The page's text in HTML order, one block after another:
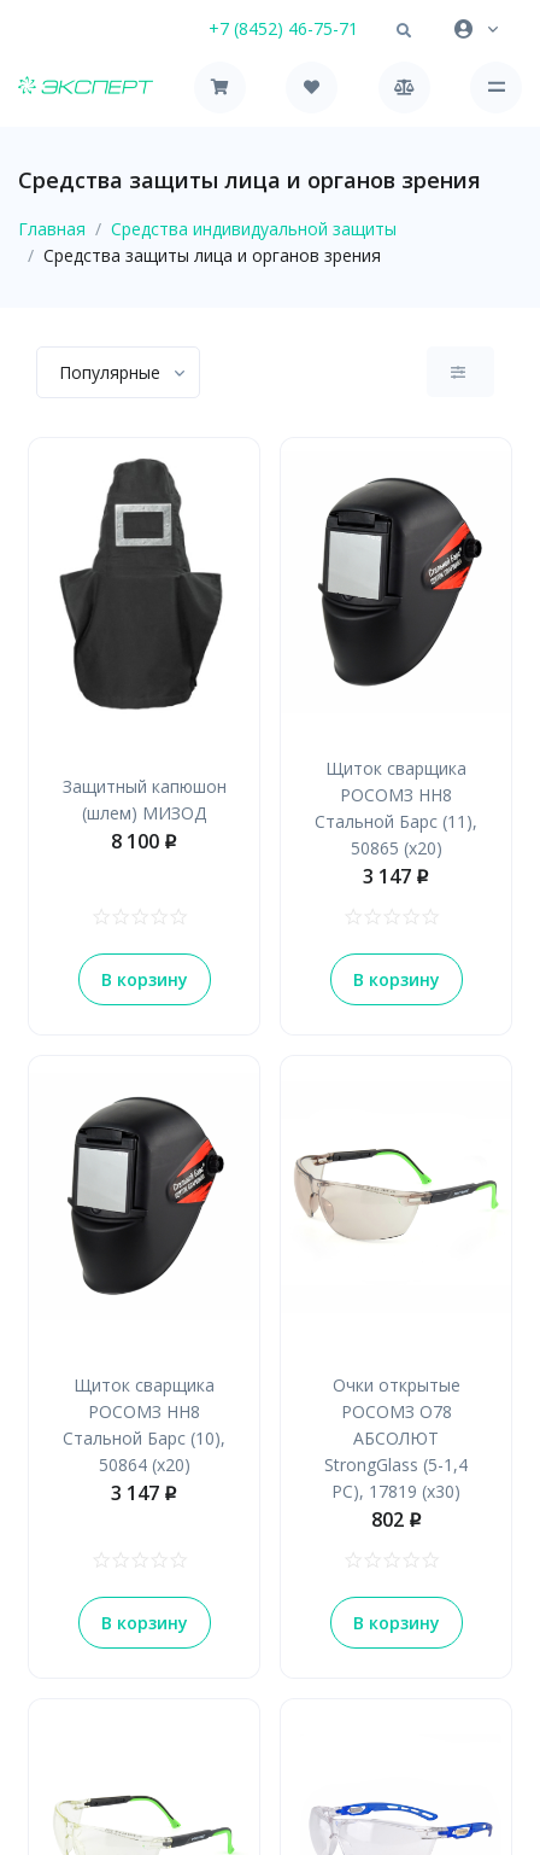
+7 (8452) 46-75-71
Средства защиты лица и органов зрения
Главная
Средства индивидуальной защиты
Средства защиты лица и органов зрения
Популярные
Защитный капюшон
(шлем) МИЗОД
8 100 p
В корзину
Щиток сварщика
РОСОМЗ НН8
Стальной Барс (11),
50865 (х20)
3 147 p
В корзину
Щиток сварщика
РОСОМЗ НН8
Стальной Барс (10),
50864 (х20)
3 147 p
В корзину
Очки открытые
РОСОМЗ О78
АБСОЛЮТ
StrongGlass (5-1,4
РС), 17819 (х30)
802 p
В корзину